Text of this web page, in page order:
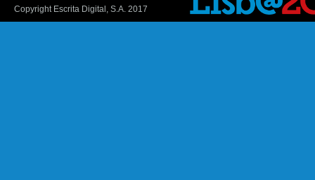
Copyright Escrita Digital, S.A. 2017